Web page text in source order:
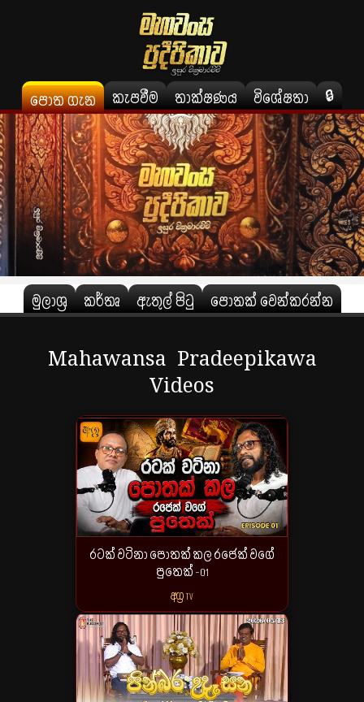
පොත ගැන කැපවීම තාක්ෂණය විශේෂතා 🔒
මුලාශ්‍ර කර්තෘ ඇතුල් පිටු පොතක් වෙන්කරන්න
Mahawansa Pradeepikawa
Videos
රටක් වටිනා පොතක් කල රජෙක් වගේ
පුතෙක් -01
අග්‍ර TV